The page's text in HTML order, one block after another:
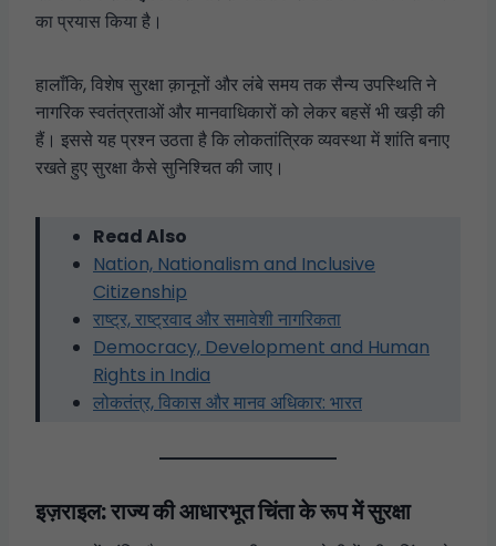
का प्रयास किया है।
हालाँकि, विशेष सुरक्षा क़ानूनों और लंबे समय तक सैन्य उपस्थिति ने
नागरिक स्वतंत्रताओं और मानवाधिकारों को लेकर बहसें भी खड़ी की
हैं। इससे यह प्रश्न उठता है कि लोकतांत्रिक व्यवस्था में शांति बनाए
रखते हुए सुरक्षा कैसे सुनिश्चित की जाए।
Read Also
Nation, Nationalism and Inclusive
Citizenship
राष्ट्र, राष्ट्रवाद और समावेशी नागरिकता
Democracy, Development and Human
Rights in India
लोकतंत्र, विकास और मानव अधिकार: भारत
इज़राइल: राज्य की आधारभूत चिंता के रूप में सुरक्षा